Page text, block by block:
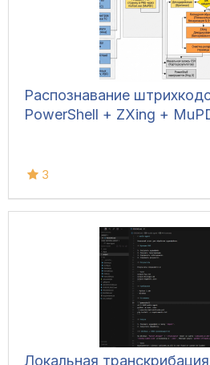
Распознавание
PowerShell + ZXing +
3
Локальная